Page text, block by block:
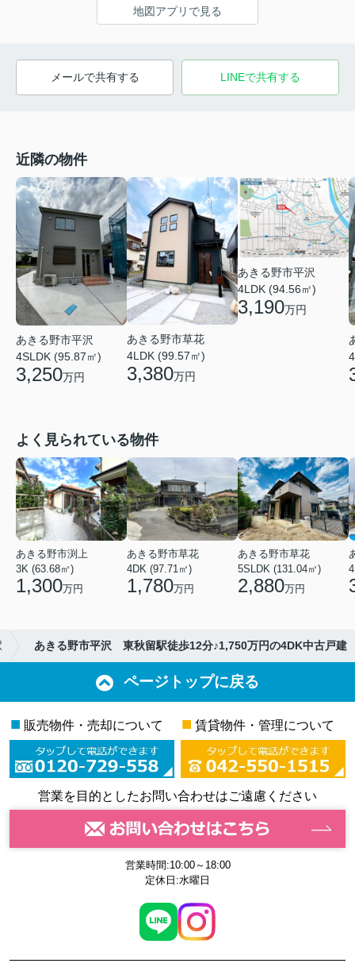
地図アプリで見る
メールで共有する LINEで共有する
近隣の物件
あきる野市平沢
4SLDK (95.87㎡)
3,250万円
あきる野市草花
4LDK (99.57㎡)
3,380万円
あきる野市平沢
4LDK (94.56㎡)
3,190万円
よく見られている物件
あきる野市渕上
3K (63.68㎡)
1,300万円
あきる野市草花
4DK (97.71㎡)
1,780万円
あきる野市草花
5SLDK (131.04㎡)
2,880万円
あきる野市平沢 東秋留駅徒歩12分♪1,750万円の4DK中古戸建
ページトップに戻る
■ 販売物件・売却について ■ 賃貸物件・管理について
営業を目的としたお問い合わせはご遠慮ください
営業時間:10:00～18:00
定休日:水曜日